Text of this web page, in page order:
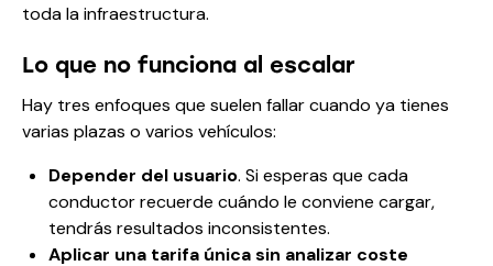
toda la infraestructura.
Lo que no funciona al escalar
Hay tres enfoques que suelen fallar cuando ya tienes
varias plazas o varios vehículos:
Depender del usuario. Si esperas que cada
conductor recuerde cuándo le conviene cargar,
tendrás resultados inconsistentes.
Aplicar una tarifa única sin analizar coste